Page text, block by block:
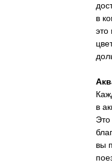
в
это
в
Это
вы